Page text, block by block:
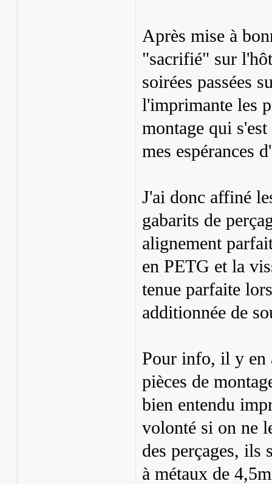
Après mise à
"sacrifié" sur
soirées passées
l'imprimante les
montage qui
mes espérances
J'ai donc affiné
gabarits de
alignement
en PETG et la
tenue parfaite
additionnée de
Pour info, il y en
pièces de
bien entendu
volonté si on ne
des perçages, ils
à métaux de